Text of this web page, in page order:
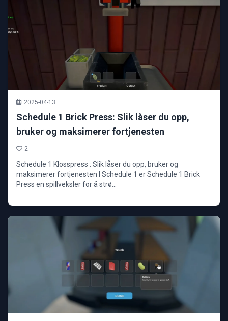
2025-04-13
Schedule 1 Brick Press: Slik låser du opp,
bruker og maksimerer fortjenesten
2
Schedule 1 Klosspress : Slik låser du opp, bruker og
maksimerer fortjenesten I Schedule 1 er Schedule 1 Brick
Press en spillveksler for å strø...